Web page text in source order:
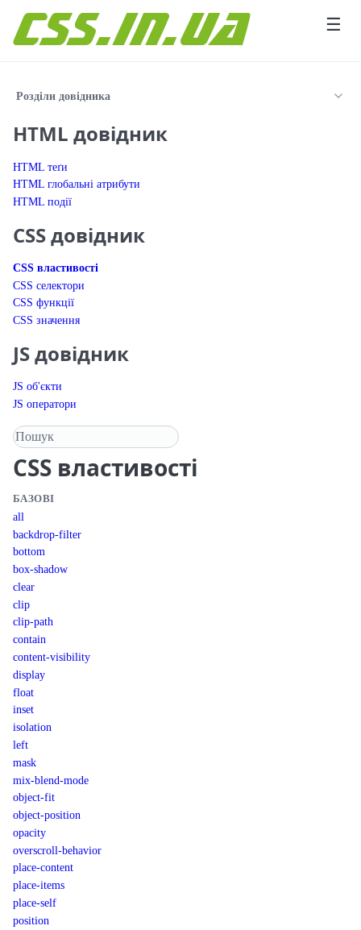
☰
Розділи довідника
HTML довідник
HTML теґи
HTML глобальні атрибути
HTML події
CSS довідник
CSS властивості
CSS селектори
CSS функції
CSS значення
JS довідник
JS об'єкти
JS оператори
Пошук у довіднику
CSS властивості
БАЗОВІ
all
backdrop-filter
bottom
box-shadow
clear
clip
clip-path
contain
content-visibility
display
float
inset
isolation
left
mask
mix-blend-mode
object-fit
object-position
opacity
overscroll-behavior
place-content
place-items
place-self
position